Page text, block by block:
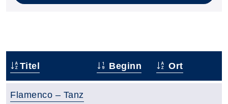
Titel Beginn Ort
Flamenco – Tanz